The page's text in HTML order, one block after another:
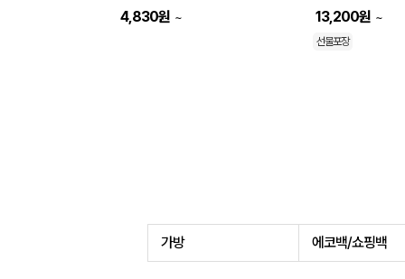
4,830원 ~ 13,200원 ~
선물포장
가방 에코백/쇼핑백